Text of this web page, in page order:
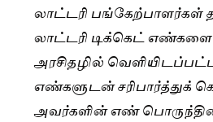
லாட்டரி
லாட்டரி டிக்கெட் எண்களை
அரசிதழில்
எண்களுடன் சரிபார்த்துக்
அவர்களின் எண்